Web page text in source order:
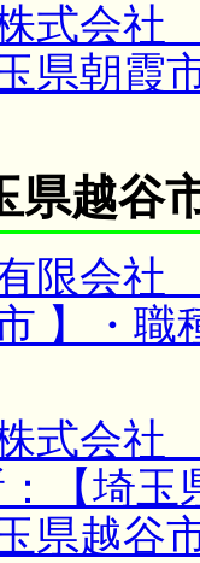
式会
県朝霞
県越谷
限会
】・
式会
【埼
県越谷